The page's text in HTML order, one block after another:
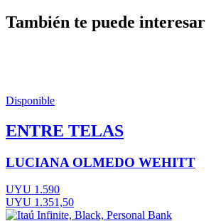
También te puede interesar
Disponible
ENTRE TELAS
LUCIANA OLMEDO WEHITT
UYU 1.590
UYU 1.351,50